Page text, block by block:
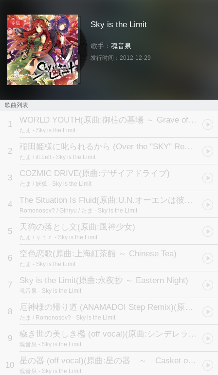
专辑 Sky is the Limit
歌手： 魂音泉
发行时间： 2012-12-29
歌曲列表
1 WORLD YOUTH(原曲:御柱の墓場 ～ Grave of Being)
たま - Sky is the Limit
2 稲田姫様に叱られるから (Over the "SKY" Remix)
たま / ill.bell - Sky is the Limit
3 COZMIC DRIVE(原曲:デザイアドライブ)
たま / 妖狐 - Sky is the Limit
4 The Situation Is Fluid(原曲:U.N.オーエンは彼女なのか?)
Romonosov? / Ginryu / たま - Sky is the Limit
5 天狗の落とし文(原曲:風神少女)
たま / ｙｔｒ - Sky is the Limit
6 空色恋歌(原曲:上海紅茶館 ～ Chinese Tea)
たま - Sky is the Limit
7 Sky is the Limit(原曲:永夜抄 ～ Eastern Night)
魂音泉 - Sky is the Limit
8 厄神様の帰り道 (ANAMADOI Step Remix)(原曲:厄神様の通り道)
たま / Romonosov? - Sky is the Limit
9 穢き世の美しき檻 (off vocal)(原曲:シンデレラケージ ～ Kagome-Kagome)
魂音泉 - Sky is the Limit
10 星の器 (off vocal)(原曲:星の器 ～ Casket of Star)
魂音泉 - Sky is the Limit